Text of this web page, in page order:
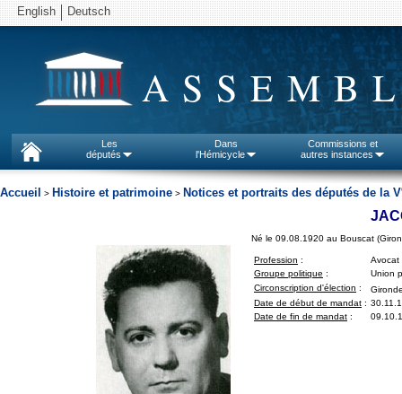
English Deutsch
Les
députés
Dans
l'Hémicycle
Commissions et
autres instances
Accueil > Histoire et patrimoine > Notices et portraits des députés de la V
Né le 09.08.1920 au Bouscat
Profession :
Avocat
Groupe politique :
Union
Circonscription d'élection :
Date de début de mandat :
Date de fin de mandat :